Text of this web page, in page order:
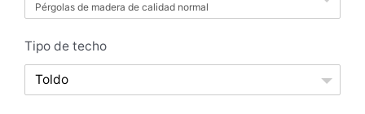
Pérgolas de madera de calidad normal
Tipo de techo
Toldo